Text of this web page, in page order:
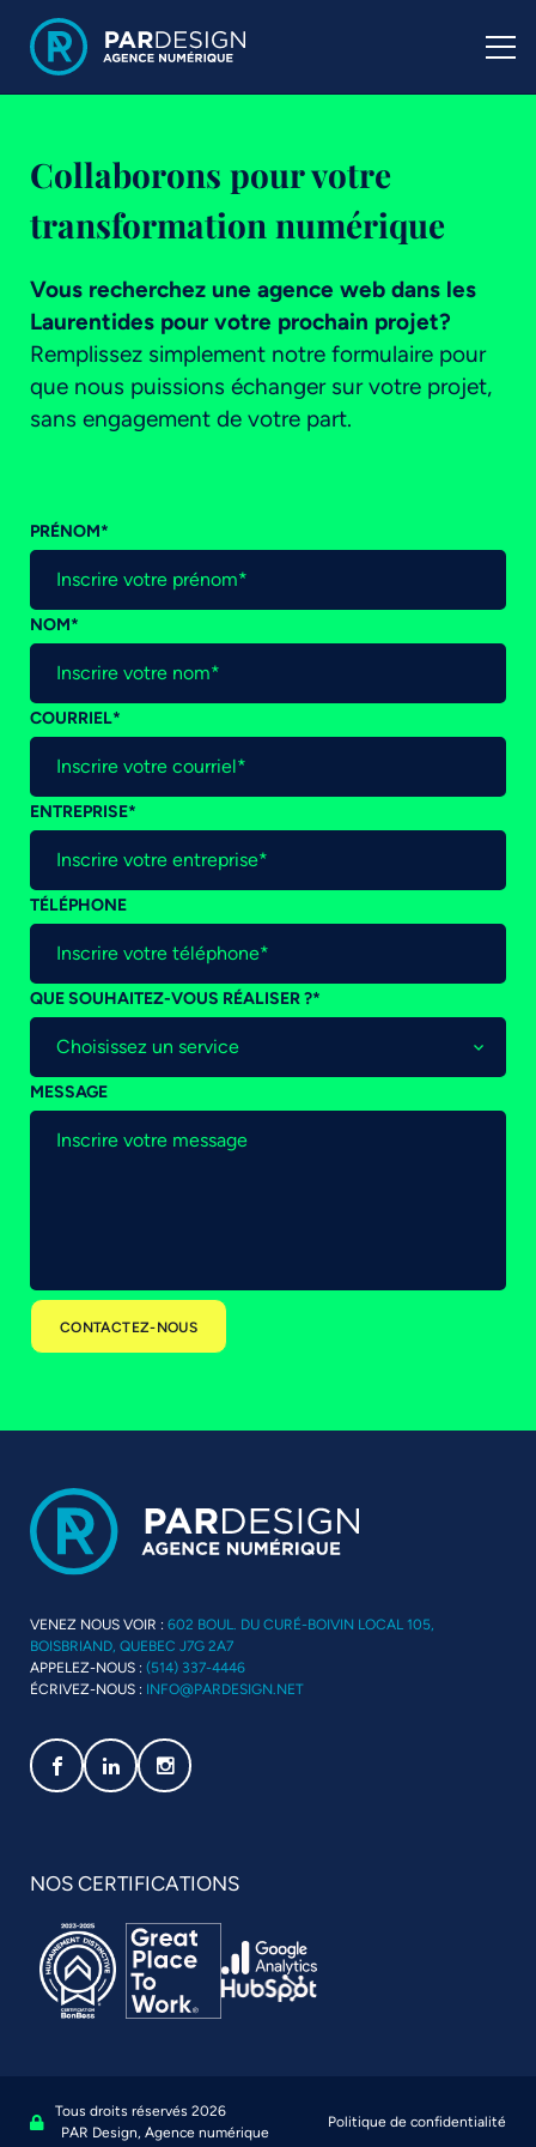
Collaborons pour votre
transformation numérique
Vous recherchez une agence web dans les
Laurentides pour votre prochain projet?
Remplissez simplement notre formulaire pour
que nous puissions échanger sur votre projet,
sans engagement de votre part.
PRÉNOM*
NOM*
COURRIEL*
ENTREPRISE*
TÉLÉPHONE
QUE SOUHAITEZ-VOUS RÉALISER ?*
MESSAGE
CONTACTEZ-NOUS
VENEZ NOUS VOIR : 602 BOUL. DU CURÉ-BOIVIN LOCAL 105,
BOISBRIAND, QUEBEC J7G 2A7
APPELEZ-NOUS : (514) 337-4446
ÉCRIVEZ-NOUS : INFO@PARDESIGN.NET
Social media link icon-facebook
Social media link icon-linkedin
Social media link icon-instagram
NOS CERTIFICATIONS
Se connecter à l'administration
Tous droits réservés 2026
PAR Design, Agence numérique
Politique de confidentialité